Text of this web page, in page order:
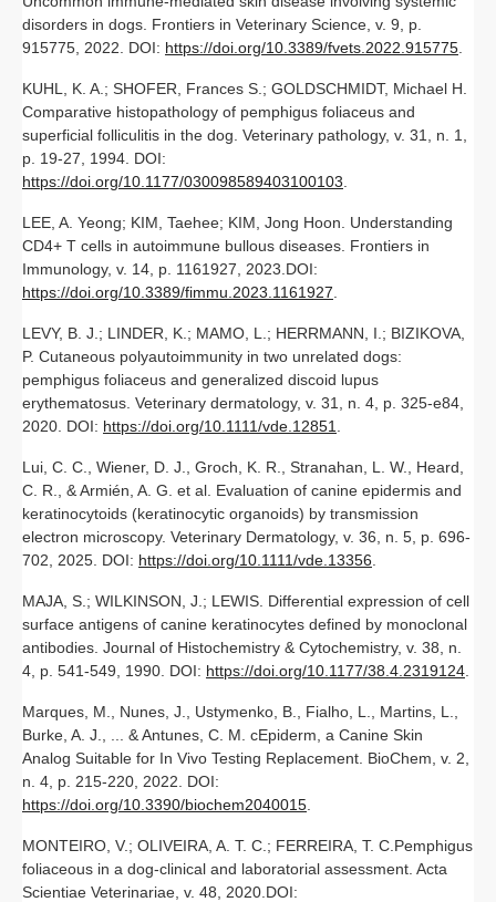
disorders in dogs. Frontiers in Veterinary Science, v. 9, p.
915775, 2022. DOI: https://doi.org/10.3389/fvets.2022.915775
KUHL, K. A.; SHOFER, Frances S.; GOLDSCHMIDT, Michael H.
Comparative histopathology of pemphigus foliaceus and
superficial folliculitis in the dog. Veterinary pathology, v. 31, n. 1,
p. 19-27, 1994. DOI:
https://doi.org/10.1177/030098589403100103
LEE, A. Yeong; KIM, Taehee; KIM, Jong Hoon. Understanding
CD4+ T cells in autoimmune bullous diseases. Frontiers in
Immunology, v. 14, p. 1161927, 2023.DOI:
https://doi.org/10.3389/fimmu.2023.1161927
LEVY, B. J.; LINDER, K.; MAMO, L.; HERRMANN, I.; BIZIKOVA,
P. Cutaneous polyautoimmunity in two unrelated dogs:
pemphigus foliaceus and generalized discoid lupus
erythematosus. Veterinary dermatology, v. 31, n. 4, p. 325-e84,
2020. DOI: https://doi.org/10.1111/vde.12851
Lui, C. C., Wiener, D. J., Groch, K. R., Stranahan, L. W., Heard,
C. R., & Armién, A. G. et al. Evaluation of canine epidermis and
keratinocytoids (keratinocytic organoids) by transmission
electron microscopy. Veterinary Dermatology, v. 36, n. 5, p. 696-
702, 2025. DOI: https://doi.org/10.1111/vde.13356
MAJA, S.; WILKINSON, J.; LEWIS. Differential expression of cell
surface antigens of canine keratinocytes defined by monoclonal
antibodies. Journal of Histochemistry & Cytochemistry, v. 38, n.
4, p. 541-549, 1990. DOI: https://doi.org/10.1177/38.4.2319124
Marques, M., Nunes, J., Ustymenko, B., Fialho, L., Martins, L.,
Burke, A. J., ... & Antunes, C. M. cEpiderm, a Canine Skin
Analog Suitable for In Vivo Testing Replacement. BioChem, v. 2,
n. 4, p. 215-220, 2022. DOI:
https://doi.org/10.3390/biochem2040015
MONTEIRO, V.; OLIVEIRA, A. T. C.; FERREIRA, T. C.Pemphigus
foliaceous in a dog-clinical and laboratorial assessment. Acta
Scientiae Veterinariae, v. 48, 2020.DOI: